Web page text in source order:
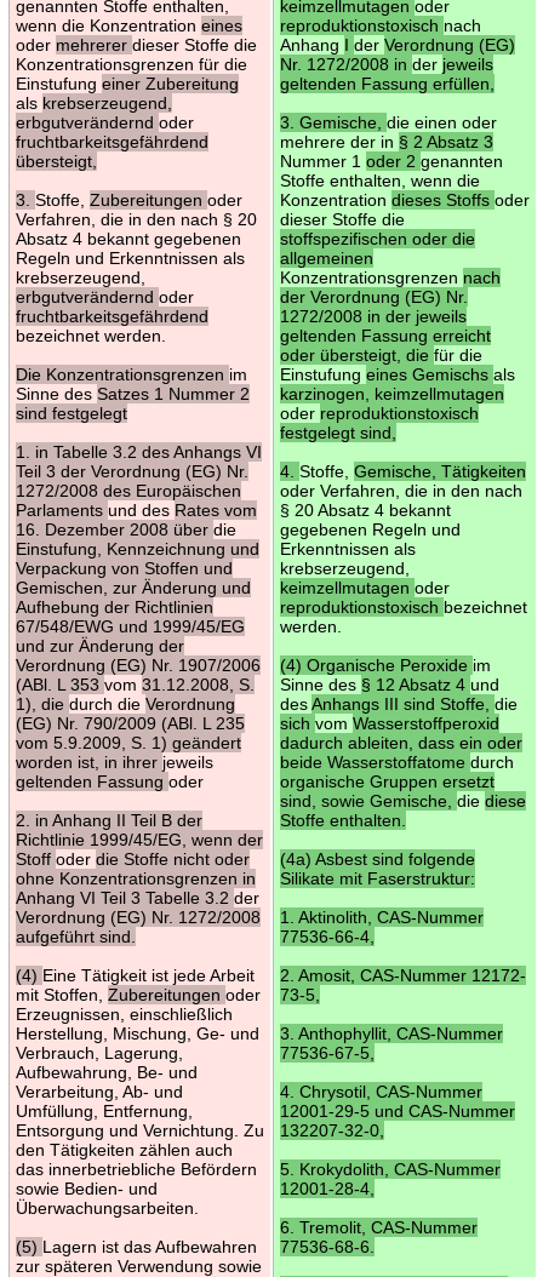
genannten Stoffe enthalten,
wenn die Konzentration eines
oder mehrerer dieser Stoffe die
Konzentrationsgrenzen für die
Einstufung einer Zubereitung
als krebserzeugend,
erbgutverändernd oder
fruchtbarkeitsgefährdend
übersteigt,
3. Stoffe, Zubereitungen oder
Verfahren, die in den nach § 20
Absatz 4 bekannt gegebenen
Regeln und Erkenntnissen als
krebserzeugend,
erbgutverändernd oder
fruchtbarkeitsgefährdend
bezeichnet werden.
Die Konzentrationsgrenzen im
Sinne des Satzes 1 Nummer 2
sind festgelegt
1. in Tabelle 3.2 des Anhangs VI
Teil 3 der Verordnung (EG) Nr.
1272/2008 des Europäischen
Parlaments und des Rates vom
16. Dezember 2008 über die
Einstufung, Kennzeichnung und
Verpackung von Stoffen und
Gemischen, zur Änderung und
Aufhebung der Richtlinien
67/548/EWG und 1999/45/EG
und zur Änderung der
Verordnung (EG) Nr. 1907/2006
(ABl. L 353 vom 31.12.2008, S.
1), die durch die Verordnung
(EG) Nr. 790/2009 (ABl. L 235
vom 5.9.2009, S. 1) geändert
worden ist, in ihrer jeweils
geltenden Fassung oder
2. in Anhang II Teil B der
Richtlinie 1999/45/EG, wenn der
Stoff oder die Stoffe nicht oder
ohne Konzentrationsgrenzen in
Anhang VI Teil 3 Tabelle 3.2 der
Verordnung (EG) Nr. 1272/2008
aufgeführt sind.
(4) Eine Tätigkeit ist jede Arbeit
mit Stoffen, Zubereitungen oder
Erzeugnissen, einschließlich
Herstellung, Mischung, Ge- und
Verbrauch, Lagerung,
Aufbewahrung, Be- und
Verarbeitung, Ab- und
Umfüllung, Entfernung,
Entsorgung und Vernichtung. Zu
den Tätigkeiten zählen auch
das innerbetriebliche Befördern
sowie Bedien- und
Überwachungsarbeiten.
(5) Lagern ist das Aufbewahren
zur späteren Verwendung sowie
keimzellmutagen oder
reproduktionstoxisch nach
Anhang I der Verordnung (EG)
Nr. 1272/2008 in der jeweils
geltenden Fassung erfüllen,
3. Gemische, die einen oder
mehrere der in § 2 Absatz 3
Nummer 1 oder 2 genannten
Stoffe enthalten, wenn die
Konzentration dieses Stoffs oder
dieser Stoffe die
stoffspezifischen oder die
allgemeinen
Konzentrationsgrenzen nach
der Verordnung (EG) Nr.
1272/2008 in der jeweils
geltenden Fassung erreicht
oder übersteigt, die für die
Einstufung eines Gemischs als
karzinogen, keimzellmutagen
oder reproduktionstoxisch
festgelegt sind,
4. Stoffe, Gemische, Tätigkeiten
oder Verfahren, die in den nach
§ 20 Absatz 4 bekannt
gegebenen Regeln und
Erkenntnissen als
krebserzeugend,
keimzellmutagen oder
reproduktionstoxisch bezeichnet
werden.
(4) Organische Peroxide im
Sinne des § 12 Absatz 4 und
desAnhangs III sind Stoffe, die
sich vom Wasserstoffperoxid
dadurch ableiten, dass ein oder
beide Wasserstoffatome durch
organische Gruppen ersetzt
sind, sowie Gemische, die diese
Stoffe enthalten.
(4a) Asbest sind folgende
Silikate mit Faserstruktur:
1. Aktinolith, CAS-Nummer
77536-66-4,
2. Amosit, CAS-Nummer 12172-
73-5,
3. Anthophyllit, CAS-Nummer
77536-67-5,
4. Chrysotil, CAS-Nummer
12001-29-5 und CAS-Nummer
132207-32-0,
5. Krokydolith, CAS-Nummer
12001-28-4,
6. Tremolit, CAS-Nummer
77536-68-6.